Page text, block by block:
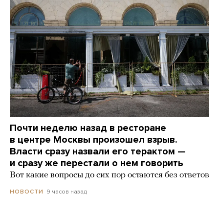
Почти неделю назад в ресторане
в центре Москвы произошел взрыв.
Власти сразу назвали его терактом —
и сразу же перестали о нем говорить
Вот какие вопросы до сих пор остаются без ответов
НОВОСТИ 9 часов назад